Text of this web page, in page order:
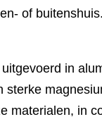
of buitenshuis.
in
sterke
materialen, in